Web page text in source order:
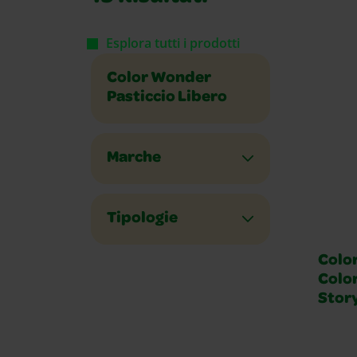
Esplora tutti i prodotti
Color Wonder
Pasticcio Libero
Marche
Tipologie